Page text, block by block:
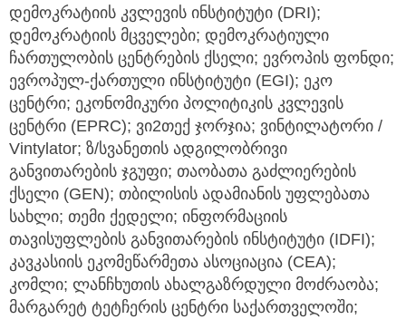
დემოკრატიის კვლევის ინსტიტუტი (DRI);
დემოკრატიის მცველები; დემოკრატიული
ჩართულობის ცენტრების ქსელი; ევროპის ფონდი;
ევროპულ-ქართული ინსტიტუტი (EGI); ეკო
ცენტრი; ეკონომიკური პოლიტიკის კვლევის
ცენტრი (EPRC); ვი2თექ ჯორჯია; ვინტილატორი /
Vintylator; ზ/სვანეთის ადგილობრივი
განვითარების ჯგუფი; თაობათა გაძლიერების
ქსელი (GEN); თბილისის ადამიანის უფლებათა
სახლი; თემი ქედელი; ინფორმაციის
თავისუფლების განვითარების ინსტიტუტი (IDFI);
კავკასიის ეკომეწარმეთა ასოციაცია (CEA);
კომლი; ლანჩხუთის ახალგაზრდული მოძრაობა;
მარგარეტ ტეტჩერის ცენტრი საქართველოში;